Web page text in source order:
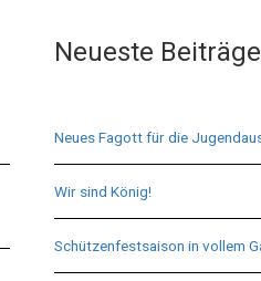
Neueste Beiträge
Neues Fagott für die
Wir sind König!
Schützenfestsaison in vollem